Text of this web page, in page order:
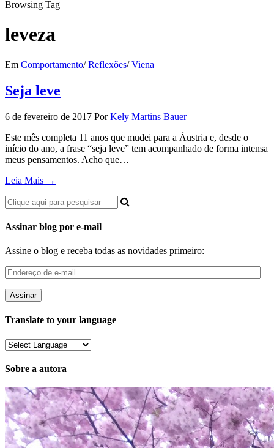
Browsing Tag
leveza
Em Comportamento/ Reflexões/ Viena
Seja leve
6 de fevereiro de 2017 Por Kely Martins Bauer
Este mês completa 11 anos que mudei para a Áustria e, desde o
início do ano, a frase “seja leve” tem acompanhado de forma intensa
meus pensamentos. Acho que…
Leia Mais →
Assinar blog por e-mail
Assine o blog e receba todas as novidades primeiro:
Endereço
de
e-
mail
Translate to your language
Sobre a autora